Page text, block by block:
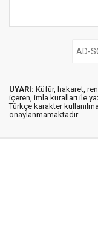
UYARI: Küfür, hakaret,
içeren, imla kuralları ile
Türkçe karakter
onaylanmamaktadır.